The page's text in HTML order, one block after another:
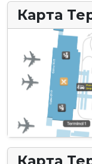
Карта